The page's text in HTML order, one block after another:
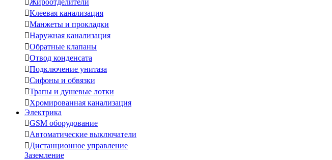
Жироотделители
Клеевая канализация
Манжеты и прокладки
Наружная канализация
Обратные клапаны
Отвод конденсата
Подключение унитаза
Сифоны и обвязки
Трапы и душевые лотки
Хромированная канализация
Электрика
GSM оборудование
Автоматические выключатели
Дистанционное управление
Заземление